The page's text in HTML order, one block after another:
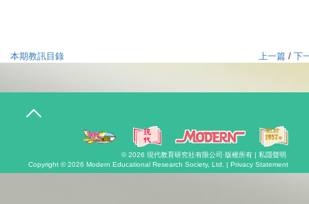
本期教訊目錄 上一篇 / 下
T
n
© 2026 現代教育研究社有限公司 ·版權所有 | 私隱聲明
Copyright © 2026 Modern Educational Research Society, Ltd. | Privacy Statement